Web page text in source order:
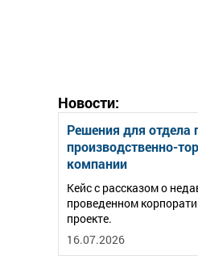
Новости:
Решения для отдела
производственно-
компании
Кейс с рассказом о
проведенном
проекте.
16.07.2026